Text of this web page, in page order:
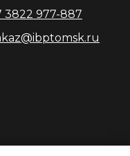
3822 977-887